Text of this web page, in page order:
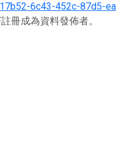
6c43-452c-87d5-
冊成為資料發佈者。